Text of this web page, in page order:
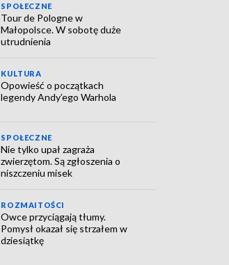
SPOŁECZNE
Tour de Pologne w
Małopolsce. W sobotę duże
utrudnienia
KULTURA
Opowieść o początkach
legendy Andy’ego Warhola
SPOŁECZNE
Nie tylko upał zagraża
zwierzętom. Są zgłoszenia o
niszczeniu misek
ROZMAITOŚCI
Owce przyciągają tłumy.
Pomysł okazał się strzałem w
dziesiątkę